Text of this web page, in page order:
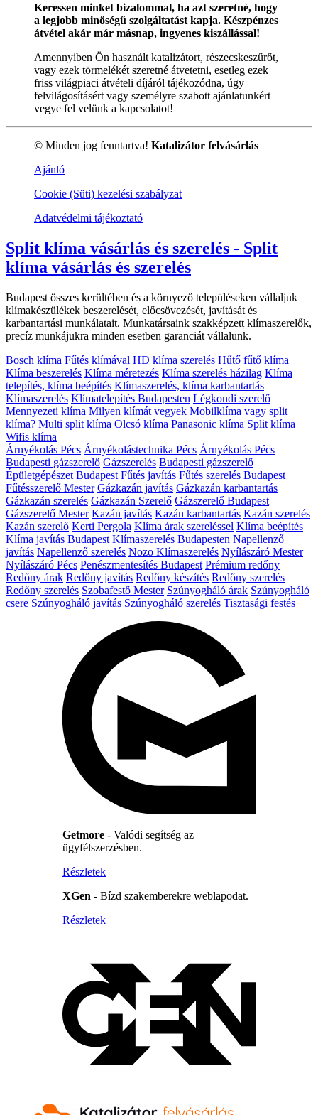
Keressen minket bizalommal, ha azt szeretné, hogy
a legjobb minőségű szolgáltatást kapja. Készpénzes
átvétel akár már másnap, ingyenes kiszállással!
Amennyiben Ön használt katalizátort, részecskeszűrőt,
vagy ezek törmelékét szeretné átvetetni, esetleg ezek
friss világpiaci átvételi díjáról tájékozódna, úgy
felvilágosításért vagy személyre szabott ajánlatunkért
vegye fel velünk a kapcsolatot!
© Minden jog fenntartva! Katalizátor felvásárlás
Ajánló
Cookie (Süti) kezelési szabályzat
Adatvédelmi tájékoztató
Split klíma vásárlás és szerelés - Split
klíma vásárlás és szerelés
Budapest összes kerültében és a környező településeken vállaljuk
klímakészülékek beszerelését, előcsövezését, javítását és
karbantartási munkálatait. Munkatársaink szakképzett klímaszerelők,
precíz munkájukra minden esetben garanciát vállalunk.
Bosch klíma Fűtés klímával HD klíma szerelés Hűtő fűtő klíma
Klíma beszerelés Klíma méretezés Klíma szerelés házilag Klíma
telepítés, klíma beépítés Klímaszerelés, klíma karbantartás
Klímaszerelés Klímatelepítés Budapesten Légkondi szerelő
Mennyezeti klíma Milyen klímát vegyek Mobilklíma vagy split
klíma? Multi split klíma Olcsó klíma Panasonic klíma Split klíma
Wifis klíma
Árnyékolás Pécs Árnyékolástechnika Pécs Árnyékolás Pécs
Budapesti gázszerelő Gázszerelés Budapesti gázszerelő
Épületgépészet Budapest Fűtés javítás Fűtés szerelés Budapest
Fűtésszerelő Mester Gázkazán javítás Gázkazán karbantartás
Gázkazán szerelés Gázkazán Szerelő Gázszerelő Budapest
Gázszerelő Mester Kazán javítás Kazán karbantartás Kazán szerelés
Kazán szerelő Kerti Pergola Klíma árak szereléssel Klíma beépítés
Klíma javítás Budapest Klímaszerelés Budapesten Napellenző
javítás Napellenző szerelés Nozo Klímaszerelés Nyílászáró Mester
Nyílászáró Pécs Penészmentesítés Budapest Prémium redőny
Redőny árak Redőny javítás Redőny készítés Redőny szerelés
Redőny szerelés Szobafestő Mester Szúnyogháló árak Szúnyogháló
csere Szúnyogháló javítás Szúnyogháló szerelés Tisztasági festés
Getmore - Valódi segítség az
ügyfélszerzésben.
Részletek
XGen - Bízd szakemberekre weblapodat.
Részletek